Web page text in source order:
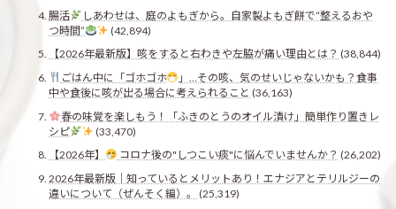
腸活
しあわせは、庭のよもぎから。自家製よもぎ餅で“整えるおや
つ時間”
(42,894)
【2026年最新版】咳をすると右わきや左脇が痛い理由とは？ (38,844)
ごはん中に「ゴホゴホ
」…その咳、気のせいじゃないかも？食事
中や食後に咳が出る場合に考えられること (36,163)
春の味覚を楽しもう！「ふきのとうのオイル漬け」簡単作り置きレ
シピ
(33,470)
【2026年】
コロナ後の"しつこい痰"に悩んでいませんか？ (26,202)
2026年最新版｜知っているとメリットあり！エナジアとテリルジーの
違いについて（ぜんそく編）。
(25,319)